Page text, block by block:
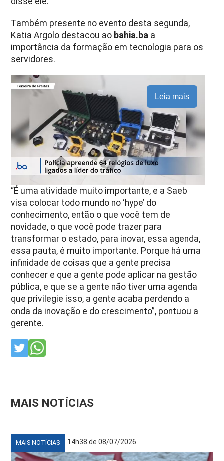
Também presente no evento desta segunda,
Katia Argolo destacou ao bahia.ba a
importância da formação em tecnologia para os
servidores.
Leia mais
“É uma atividade muito importante, e a Saeb
visa colocar todo mundo no ‘hype’ do
conhecimento, então o que você tem de
novidade, o que você pode trazer para
transformar o estado, para inovar, essa agenda,
essa pauta, é muito importante. Porque há uma
infinidade de coisas que a gente precisa
conhecer e que a gente pode aplicar na gestão
pública, e que se a gente não tiver uma agenda
que privilegie isso, a gente acaba perdendo a
onda da inovação e do crescimento”, pontuou a
gerente.
MAIS NOTÍCIAS
MAIS NOTÍCIAS 14h38 de 08/07/2026